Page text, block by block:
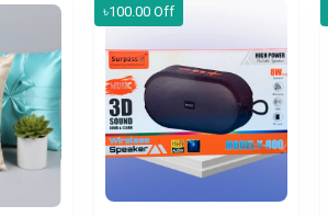
৳100.00 Off